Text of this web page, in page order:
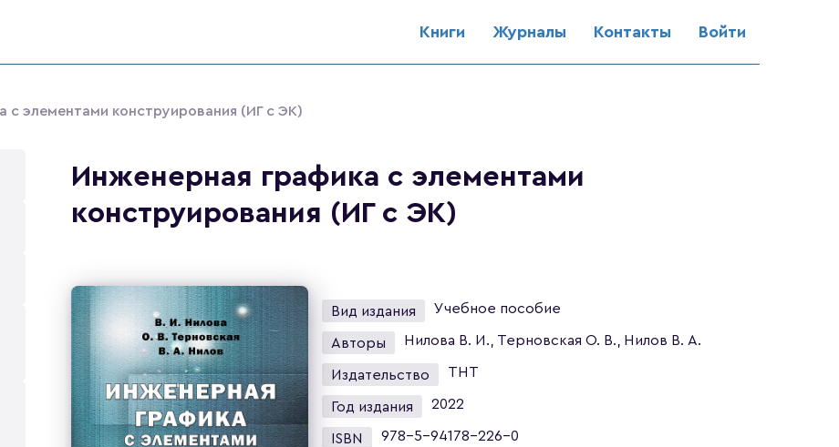
Книги Журналы Контакты Войти
с элементами конструирования (ИГ с ЭК)
Инженерная графика с элементами
конструирования (ИГ с ЭК)
Вид издания Учебное пособие
Авторы Нилова В. И., Терновская О. В., Нилов В. А.
Издательство ТНТ
Год издания 2022
ISBN 978-5-94178-226-0